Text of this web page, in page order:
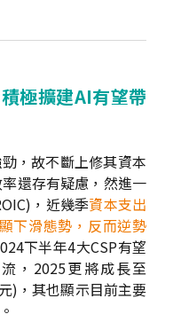
極擴建AI有望帶
，故不斷上修其資本
還存有疑慮，然進一
，近幾季資本支出
下滑態勢，反而逆勢
下半年4大CSP有望
，2025更將成長至
)，其也顯示目前主要